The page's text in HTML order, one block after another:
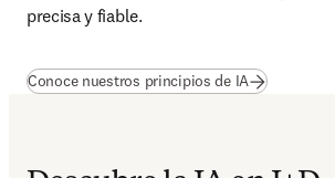
precisa y fiable.
Conoce nuestros principios de IA